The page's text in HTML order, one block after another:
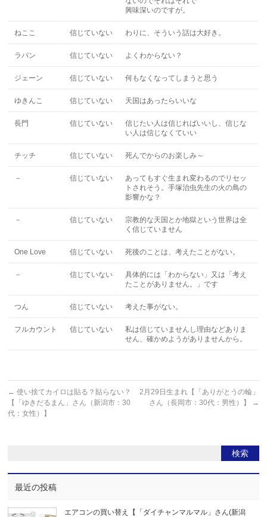
興味深いのですが。
ねここ 信じていない わりに、そういう話は大好き。
ラパン 信じていない よくわからない？
ジェーン 信じていない 何もなくなってしまうと思う
ゆきんこ 信じていない 天国はあったらいいな
長門 信じていない
信じたい人は信じればいいし、信じな
い人は信じなくていい
チッチ 信じていない 死んでからのお楽しみ～
－ 信じていない
あってもすぐ生まれ変わるのでリセッ
トされそう。手塚治虫先生の火の鳥の
影響かな？
－ 信じていない
宗教的な天国とか地獄という世界は全
く信じていません
One Love 信じていない 死後のことは、考えたことがない。
－ 信じていない
具体的には「わからない」又は「考え
たことがありません。」です
つん 信じていない 考えた事がない。
フルカウント 信じていない
私は信じていませんし理由などありま
せん、確かめようがありませんから。
← 使い捨てカイロは貼る？貼らない？
【「ゆきだるまん」さん（新潟市：30
代：女性）】
2月29日生まれ【「ありがとうの輪」
さん（長岡市：30代：男性）】
→
最近の投稿
エアコンの買い替え【「ダイチャンマルマル」さん(新潟